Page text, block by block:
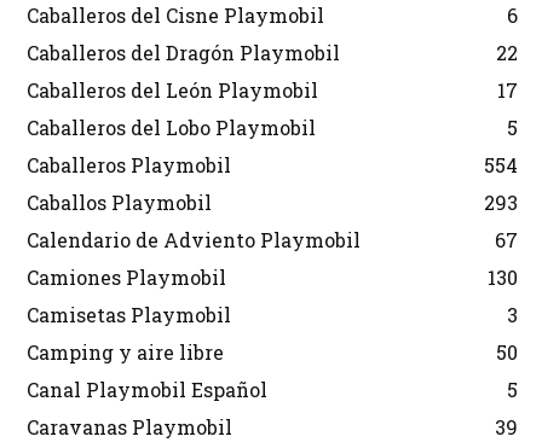
Caballeros del Cisne Playmobil
6
Caballeros del Dragón Playmobil
22
Caballeros del León Playmobil
17
Caballeros del Lobo Playmobil
5
Caballeros Playmobil
554
Caballos Playmobil
293
Calendario de Adviento Playmobil
67
Camiones Playmobil
130
Camisetas Playmobil
3
Camping y aire libre
50
Canal Playmobil Español
5
Caravanas Playmobil
39